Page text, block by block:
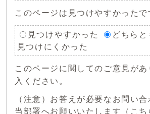
このページは見つけやすかったで
見つけやすかった
どちらと
見つけにくかった
このページに関してのご意見が
入ください。
（注意）お答えが必要なお問い
当部署へお願いいたします（こ